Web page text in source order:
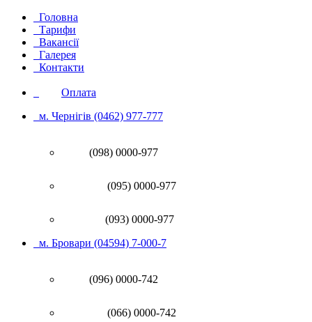
Головна
Тарифи
Вакансії
Галерея
Контакти
Оплата
м. Чернігів (0462) 977-777
(098) 0000-977
(095) 0000-977
(093) 0000-977
м. Бровари (04594) 7-000-7
(096) 0000-742
(066) 0000-742